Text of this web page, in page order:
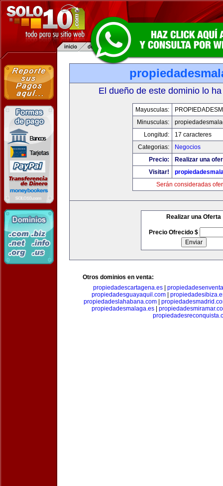
El dueño de este dominio lo
Mayusculas:
Minusculas:
Longitud:
17 caracteres
Categorias:
Negocios
Precio:
Realizar una
Visitar!
Serán consideradas
Realizar una Oferta
Precio Ofrecido $
Otros dominios en venta:
propiedadescartagena.es|
propiedadesguayaquil.com
propiedadeslahabana.com|
propiedadesmalaga.es|